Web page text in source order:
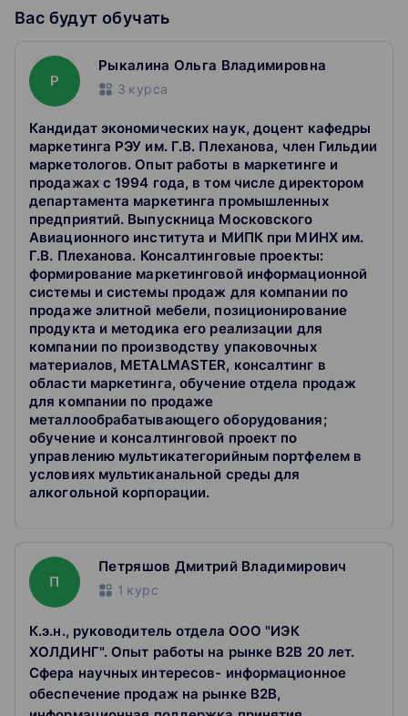
вопросы слушателей и уделить внимание
каждому;
Гибкий режим занятий позволяет учиться даже с
учетом командировок и занятости на работе;
При проведении обучения в очном формате -
занятия в центре Москвы: шаговая доступность от
м. Серпуховская и м. Павелецкая.
Как поступить
Требования к слушателям
К освоению программы допускаются лица, имеющие
среднее профессиональное и/или высшее образование
Документы для поступления
Копия диплома о высшем или среднем
профессиональном образовании с приложением или
справка с места учебы (для студентов)
Паспорт: 1 разворот (фото), 2 разворот (регистрация)
СНИЛС
В программе рассматривается: сегментирование
рынка; модели поведения промышленных
потребителей; типы и виды каналов распределения;
стратегия дистрибуции и стратегии продаж;
специфика ценообразования, брендов, коммуникаций
и исследований на промышленных и В2В рынках.
Вас будут обучать
Р
Рыкалина Ольга Владимировна
3 курса
Кандидат экономических наук, доцент кафедры
маркетинга РЭУ им. Г.В. Плеханова, член Гильдии
маркетологов. Опыт работы в маркетинге и
продажах с 1994 года, в том числе директором
департамента маркетинга промышленных
предприятий. Выпускница Московского
Авиационного института и МИПК при МИНХ им.
Г.В. Плеханова. Консалтинговые проекты:
формирование маркетинговой информационной
системы и системы продаж для компании по
продаже элитной мебели, позиционирование
продукта и методика его реализации для
компании по производству упаковочных
материалов, METALMASTER, консалтинг в
области маркетинга, обучение отдела продаж
для компании по продаже
металлообрабатывающего оборудования;
обучение и консалтинговой проект по
управлению мультикатегорийным портфелем в
условиях мультиканальной среды для
алкогольной корпорации.
П
Петряшов Дмитрий Владимирович
1 курс
К.э.н., руководитель отдела ООО "ИЭК
ХОЛДИНГ". Опыт работы на рынке B2B 20 лет.
Сфера научных интересов- информационное
обеспечение продаж на рынке B2B,